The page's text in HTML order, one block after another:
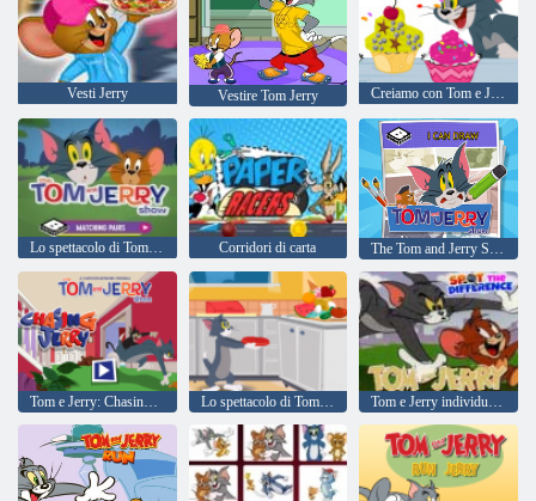
Vesti Jerry Vestire Tom Jerry Creiamo con Tom e Jerry
Lo spettacolo di Tom e Jerry Matching Pairs Corridori di carta The Tom and Jerry Show che posso disegnare
Tom e Jerry: Chasing Jerry Lo spettacolo di Tom e Jerry non fa casino! Tom e Jerry individuano la differenza